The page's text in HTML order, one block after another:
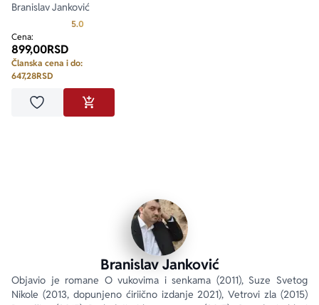
Branislav Janković
5.0
Cena:
899,00RSD
Članska cena i do:
647,28RSD
Dodaj u omiljeneDODAJ U KORPU
Branislav Janković
Objavio je romane O vukovima i senkama (2011), Suze Svetog
Nikole (2013, dopunjeno ćiriično izdanje 2021), Vetrovi zla (2015)